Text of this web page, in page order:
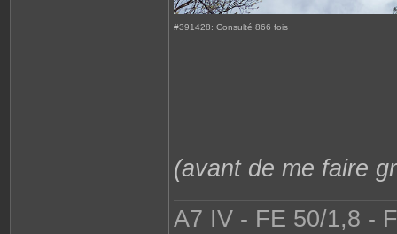
#391428: Consulté 866 fois
(avant de me faire
A7 IV - FE 50/1,8 -